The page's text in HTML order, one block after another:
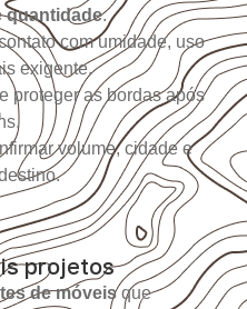
quantidade.
com umidade, uso
exigente.
proteger as bordas após
volume, cidade e
projetos
de móveisque